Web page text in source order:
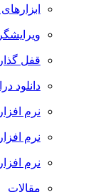
ابزارهای مفید
ویرایشگر متن
قفل گذار
دانلود درایور
نرم افزار مذهبی
نرم افزار پرتابل
نرم افزار
مقالات